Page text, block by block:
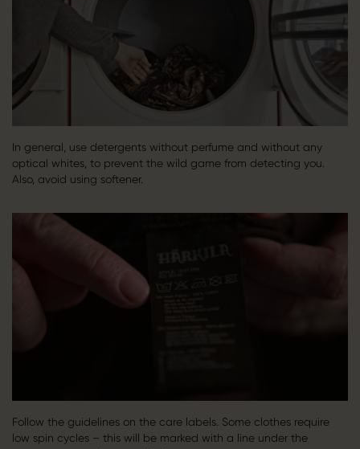
In general, use detergents without perfume and without any
optical whites, to prevent the wild game from detecting you.
Also, avoid using softener.
Follow the guidelines on the care labels. Some clothes require
low spin cycles – this will be marked with a line under the